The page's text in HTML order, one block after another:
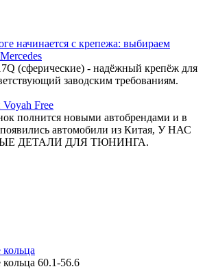
начинается с крепежа: выбираем
(сферические) - надёжный крепёж для
заводским требованиям.
Free
полнится новыми автобрендами и в
автомобили из Китая, У НАС
ДЕТАЛИ ДЛЯ ТЮНИНГА.
60.1-56.6